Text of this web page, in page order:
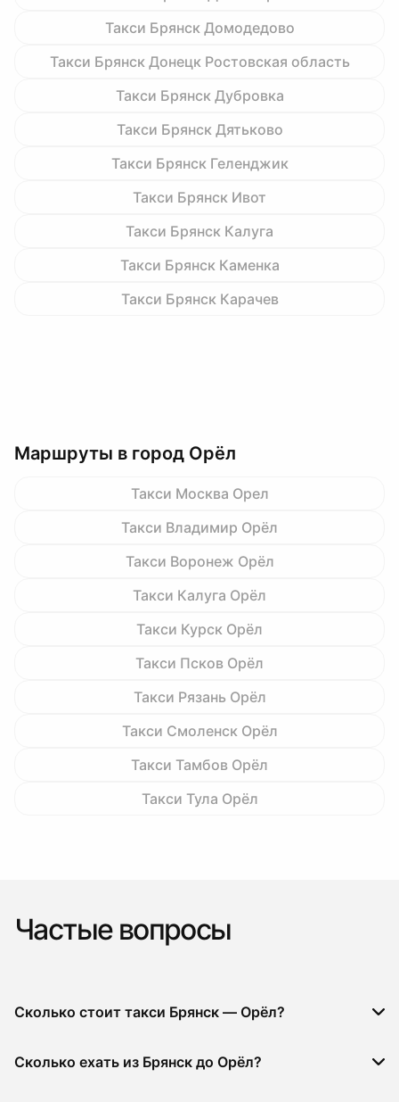
Такси Брянск Домодедово
Такси Брянск Донецк Ростовская область
Такси Брянск Дубровка
Такси Брянск Дятьково
Такси Брянск Геленджик
Такси Брянск Ивот
Такси Брянск Калуга
Такси Брянск Каменка
Такси Брянск Карачев
Маршруты в город Орёл
Такси Москва Орел
Такси Владимир Орёл
Такси Воронеж Орёл
Такси Калуга Орёл
Такси Курск Орёл
Такси Псков Орёл
Такси Рязань Орёл
Такси Смоленск Орёл
Такси Тамбов Орёл
Такси Тула Орёл
Частые вопросы
Сколько стоит такси Брянск — Орёл?
Сколько ехать из Брянск до Орёл?